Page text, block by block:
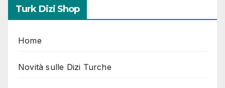
Turk Dizi Shop
Home
Novità sulle Dizi Turche